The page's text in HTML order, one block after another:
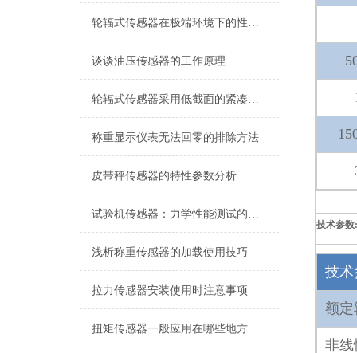
轮辐式传感器在极端环境下的性能表现如何？
谈谈油压传感器的工作原理
轮辐式传感器采用低截面的紧凑设计
称重显示仪表无法回零的排除方法
皮带秤传感器的特性参数分析
试验机传感器：力学性能测试的核心组件解析
浅析称重传感器的加载使用技巧
拉力传感器安装使用时注意事项
扭矩传感器一般应用在哪些地方
技术参数:
技术
额定
非线